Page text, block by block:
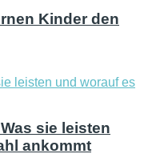
Kinder den
sie leisten
ankommt